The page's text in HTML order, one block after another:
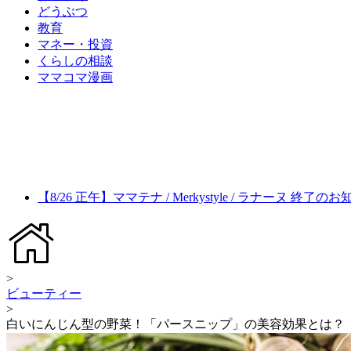
どうぶつ
教育
マネー・投資
くらしの相談
ママコマ漫画
【8/26 正午】ママテナ / Merkystyle / ラナーヌ 終了のお
>
ビューティー
>
白いにんじん型の野菜！「パースニップ」の美容効果とは？